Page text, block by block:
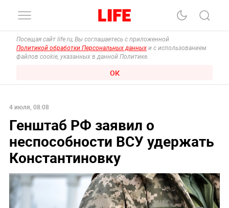
Посещая сайт life.ru, Вы соглашаетесь с приложенной
Политикой обработки Персональных данных и с использованием
файлов cookie, указанных в данной Политике.
ОК
4 июля, 08:08
Генштаб РФ заявил о
неспособности ВСУ удержать
Константиновку